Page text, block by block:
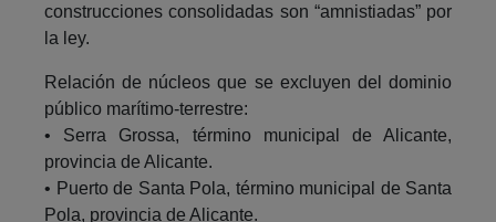
construcciones consolidadas son “amnistiadas” por
la ley.
Relación de núcleos que se excluyen del dominio
público marítimo-terrestre:
• Serra Grossa, término municipal de Alicante,
provincia de Alicante.
• Puerto de Santa Pola, término municipal de Santa
Pola, provincia de Alicante.